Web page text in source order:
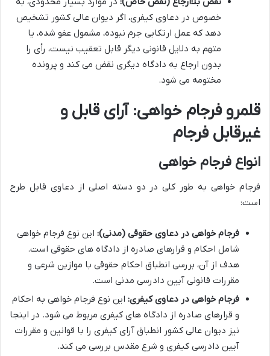
خصوص در دعاوی کیفری، اگر دیوان عالی کشور تشخیص
دهد که عمل ارتکابی جرم نبوده، مشمول عفو شده، یا
متهم به دلایل قانونی دیگر قابل تعقیب نیست، رأی را
بدون ارجاع به دادگاه دیگری نقض می کند و پرونده
مختومه می شود.
قلمرو فرجام خواهی: آرای قابل و
غیرقابل فرجام
انواع فرجام خواهی
فرجام خواهی به طور کلی در دو دسته اصلی از دعاوی قابل طرح
است:
فرجام خواهی در دعاوی حقوقی (مدنی): این نوع فرجام خواهی
شامل احکام و قرارهای صادره از دادگاه های حقوقی است.
هدف از آن، بررسی انطباق احکام حقوقی با موازین شرعی و
مقررات قانونی آیین دادرسی مدنی است.
فرجام خواهی در دعاوی کیفری: این نوع فرجام خواهی به احکام
و قرارهای صادره از دادگاه های کیفری مربوط می شود. در اینجا
نیز دیوان عالی کشور انطباق آرای کیفری را با قوانین و مقررات
آیین دادرسی کیفری و شرع مقدس بررسی می کند.